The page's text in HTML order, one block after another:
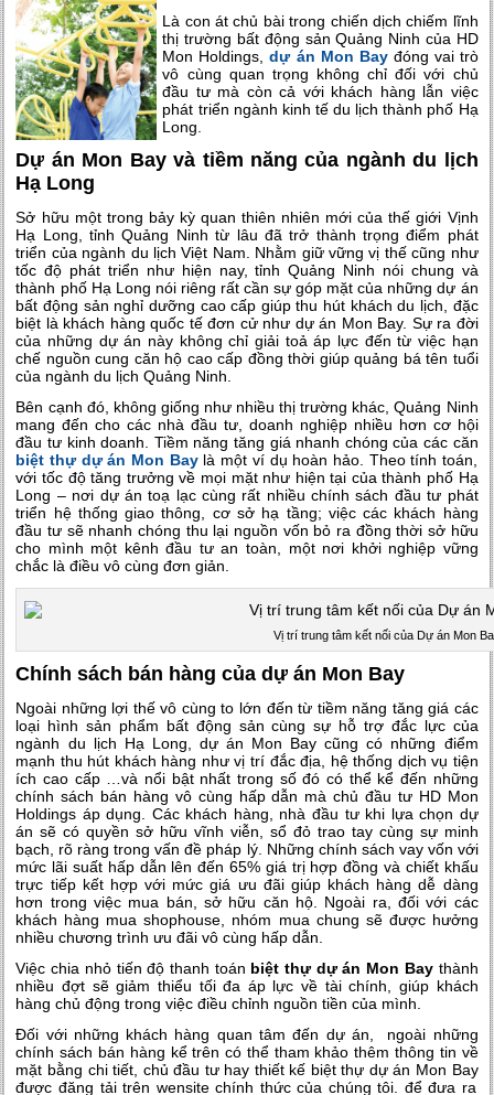
Là con át chủ bài trong chiến dịch chiếm lĩnh
thị trường bất động sản Quảng Ninh của HD
Mon Holdings, dự án Mon Bayđóng vai trò
vô cùng quan trọng không chỉ đối với chủ
đầu tư mà còn cả với khách hàng lẫn việc
phát triển ngành kinh tế du lịch thành phố Hạ
Long.
Dự án Mon Bay và tiềm năng của ngành du lịch
Hạ Long
Sở hữu một trong bảy kỳ quan thiên nhiên mới của thế giới Vịnh
Hạ Long, tỉnh Quảng Ninh từ lâu đã trở thành trọng điểm phát
triển của ngành du lịch Việt Nam. Nhằm giữ vững vị thế cũng như
tốc độ phát triển như hiện nay, tỉnh Quảng Ninh nói chung và
thành phố Hạ Long nói riêng rất cần sự góp mặt của những dự án
bất động sản nghỉ dưỡng cao cấp giúp thu hút khách du lịch, đặc
biệt là khách hàng quốc tế đơn cử như dự án Mon Bay. Sự ra đời
của những dự án này không chỉ giải toả áp lực đến từ việc hạn
chế nguồn cung căn hộ cao cấp đồng thời giúp quảng bá tên tuổi
của ngành du lịch Quảng Ninh.
Bên cạnh đó, không giống như nhiều thị trường khác, Quảng Ninh
mang đến cho các nhà đầu tư, doanh nghiệp nhiều hơn cơ hội
đầu tư kinh doanh. Tiềm năng tăng giá nhanh chóng của các căn
biệt thự dự án Mon Baylà một ví dụ hoàn hảo. Theo tính toán,
với tốc độ tăng trưởng về mọi mặt như hiện tại của thành phố Hạ
Long – nơi dự án toạ lạc cùng rất nhiều chính sách đầu tư phát
triển hệ thống giao thông, cơ sở hạ tầng; việc các khách hàng
đầu tư sẽ nhanh chóng thu lại nguồn vốn bỏ ra đồng thời sở hữu
cho mình một kênh đầu tư an toàn, một nơi khởi nghiệp vững
chắc là điều vô cùng đơn giản.
Vị trí trung tâm kết nối của Dự án Mon
Chính sách bán hàng của dự án Mon Bay
Ngoài những lợi thế vô cùng to lớn đến từ tiềm năng tăng giá các
loại hình sản phẩm bất động sản cùng sự hỗ trợ đắc lực của
ngành du lịch Hạ Long, dự án Mon Bay cũng có những điểm
mạnh thu hút khách hàng như vị trí đắc địa, hệ thống dịch vụ tiện
ích cao cấp …và nổi bật nhất trong số đó có thể kể đến những
chính sách bán hàng vô cùng hấp dẫn mà chủ đầu tư HD Mon
Holdings áp dụng. Các khách hàng, nhà đầu tư khi lựa chọn dự
án sẽ có quyền sở hữu vĩnh viễn, sổ đỏ trao tay cùng sự minh
bạch, rõ ràng trong vấn đề pháp lý. Những chính sách vay vốn với
mức lãi suất hấp dẫn lên đến 65% giá trị hợp đồng và chiết khấu
trực tiếp kết hợp với mức giá ưu đãi giúp khách hàng dễ dàng
hơn trong việc mua bán, sở hữu căn hộ. Ngoài ra, đối với các
khách hàng mua shophouse, nhóm mua chung sẽ được hưởng
nhiều chương trình ưu đãi vô cùng hấp dẫn.
Việc chia nhỏ tiến độ thanh toán biệt thự dự án Mon Baythành
nhiều đợt sẽ giảm thiểu tối đa áp lực về tài chính, giúp khách
hàng chủ động trong việc điều chỉnh nguồn tiền của mình.
Đối với những khách hàng quan tâm đến dự án, ngoài những
chính sách bán hàng kể trên có thể tham khảo thêm thông tin về
mặt bằng chi tiết, chủ đầu tư hay thiết kế biệt thự dự án Mon Bay
được đăng tải trên wensite chính thức của chúng tôi. để đưa ra